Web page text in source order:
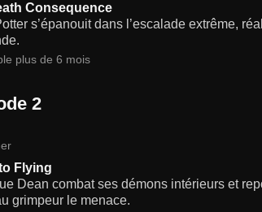
Consequence
s’épanouit dans l’escalade extrême,
plus de 6 mois
2
Flying
Dean combat ses démons intérieurs et
grimpeur le menace.